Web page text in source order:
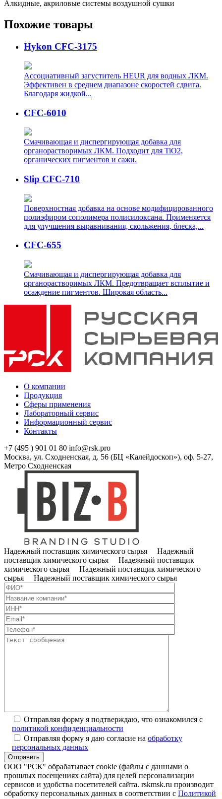
Алкидные, акриловые системы воздушной сушки
Похожие товары
Hykon CFC-3175
Ассоциативный загуститель HEUR для водных ЛКМ.
Эффективен в среднем диапазоне скоростей сдвига.
Благодаря жидкой...
CFC-6010
Смачивающая и диспергирующая добавка для
органорастворимых ЛКМ. Подходит для TiO2,
органических пигментов и сажи.
Slip CFC-710
Поверхностная добавка на основе модифицированного
полиэфиром сополимера полисилоксана. Применяется
для улучшения выравнивания, скольжения, блеска,...
CFC-655
Смачивающая и диспергирующая добавка для
органорастворимых ЛКМ. Предотвращает всплытие и
осаждение пигментов. Широкая область...
О компании
Продукция
Сферы применения
Лабораторный сервис
Информационный сервис
Контакты
+7 (495 ) 901 01 80 info@rsk.pro
Москва, ул. Сходненская, д. 56 (БЦ «Калейдоскоп»), оф. 5-27,
Метро Сходненская
Надежный поставщик химического сырья Надежный
поставщик химического сырья Надежный поставщик
химического сырья Надежный поставщик химического
сырья Надежный поставщик химического сырья
Отправляя форму я подтверждаю, что ознакомился с
политикой конфиденциальности
Отправляя форму я даю согласие на обработку
персональных данных
ООО "РСК" обрабатывает cookie (файлы с данными о
прошлых посещениях сайта) для целей персонализации
сервисов и удобства посетителей сайта. rskmsk.ru производит
обработку персональных данных в соответствии с Политикой